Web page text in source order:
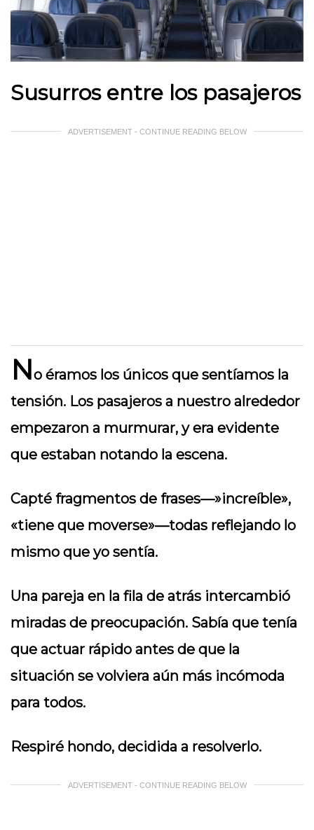
Susurros entre los pasajeros
ADVERTISEMENT - CONTINUE READING BELOW
No éramos los únicos que sentíamos la
tensión. Los pasajeros a nuestro alrededor
empezaron a murmurar, y era evidente
que estaban notando la escena.
Capté fragmentos de frases—»increíble»,
«tiene que moverse»—todas reflejando lo
mismo que yo sentía.
Una pareja en la fila de atrás intercambió
miradas de preocupación. Sabía que tenía
que actuar rápido antes de que la
situación se volviera aún más incómoda
para todos.
Respiré hondo, decidida a resolverlo.
ADVERTISEMENT - CONTINUE READING BELOW